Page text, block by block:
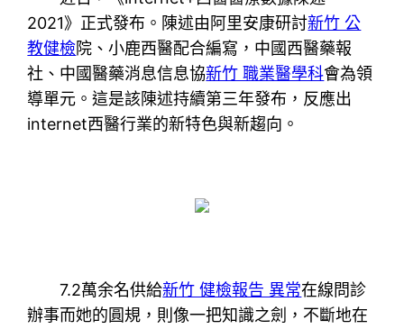
2021》正式發布。陳述由阿里安康研討新竹 公
教健檢院、小鹿西醫配合編寫，中國西醫藥報
社、中國醫藥消息信息協新竹 職業醫學科會為領
導單元。這是該陳述持續第三年發布，反應出
internet西醫行業的新特色與新趨向。
7.2萬余名供給新竹 健檢報告 異常在線問診
辦事而她的圓規，則像一把知識之劍，不斷地在